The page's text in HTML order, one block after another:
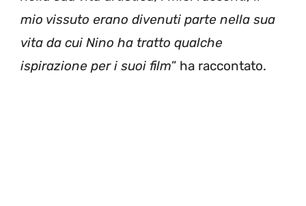
mio vissuto erano divenuti parte nella sua
vita da cui Nino ha tratto qualche
ispirazione per i suoi film” ha raccontato.